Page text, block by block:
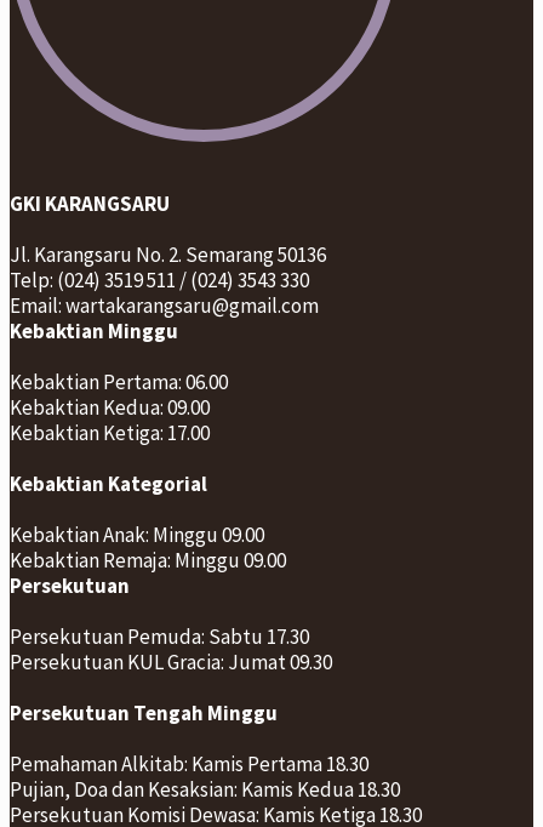
GKI KARANGSARU
Jl. Karangsaru No. 2. Semarang 50136
Telp: (024) 3519 511 / (024) 3543 330
Email: wartakarangsaru@gmail.com
Kebaktian Minggu
Kebaktian Pertama: 06.00
Kebaktian Kedua: 09.00
Kebaktian Ketiga: 17.00
Kebaktian Kategorial
Kebaktian Anak: Minggu 09.00
Kebaktian Remaja: Minggu 09.00
Persekutuan
Persekutuan Pemuda: Sabtu 17.30
Persekutuan KUL Gracia: Jumat 09.30
Persekutuan Tengah Minggu
Pemahaman Alkitab: Kamis Pertama 18.30
Pujian, Doa dan Kesaksian: Kamis Kedua 18.30
Persekutuan Komisi Dewasa: Kamis Ketiga 18.30